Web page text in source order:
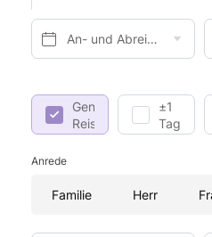
An- und Abreise*
Genaue
Reisedaten
±1
Tag
Anrede
Familie Herr